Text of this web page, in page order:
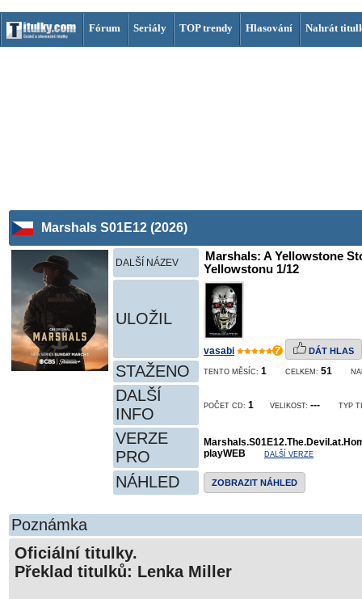
Fórum Seriály TOP trendy Hlasování Nahrát
Marshals S01E12 (2026)
DALŠÍ NÁZEV
Marshals: A Yellowstone
Yellowstonu 1/12
ULOŽIL
vasabi 7 DÁT HLAS
STAŽENO TENTO MĚSÍC: 1 CELKEM: 51
DALŠÍ
INFO
POČET CD: 1 VELIKOST: --- TYP
VERZE
PRO
playWEB
DALŠÍ VERZE
NÁHLED ZOBRAZIT NÁHLED
Poznámka
Oficiální titulky.
Překlad titulků: Lenka Miller